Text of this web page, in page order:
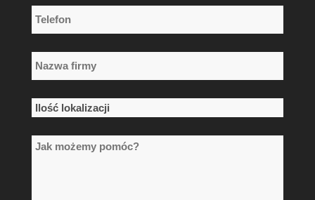
*
Telefon
*
Nazwa
firmy
*
Ilość
Jak